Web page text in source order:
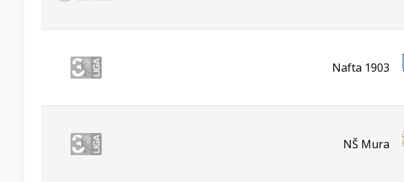
Nafta 1903
NŠ Mura